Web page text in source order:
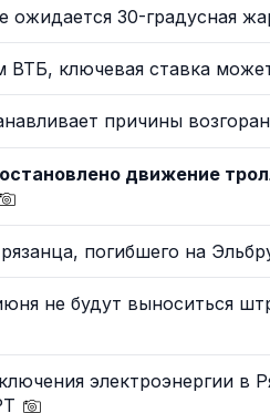
ожидается 30-градусная
ВТБ, ключевая ставка
причины
движение
погибшего на
не будут выноситься
электроэнергии в